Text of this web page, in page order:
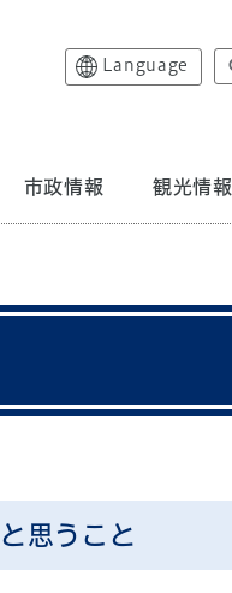
Language
市政情報 観光情報
思うこと